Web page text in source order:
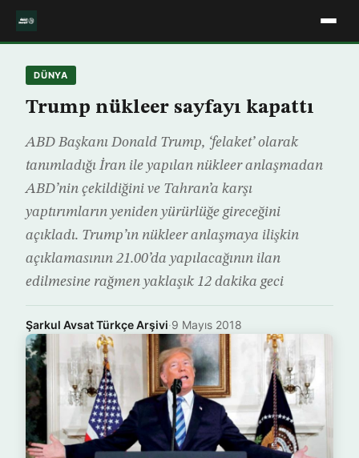
DÜNYA
Trump nükleer sayfayı kapattı
ABD Başkanı Donald Trump, ‘felaket’ olarak
tanımladığı İran ile yapılan nükleer anlaşmadan
ABD’nin çekildiğini ve Tahran’a karşı
yaptırımların yeniden yürürlüğe gireceğini
açıkladı. Trump’ın nükleer anlaşmaya ilişkin
açıklamasının 21.00’da yapılacağının ilan
edilmesine rağmen yaklaşık 12 dakika geci
Şarkul Avsat Türkçe Arşivi·9 Mayıs 2018